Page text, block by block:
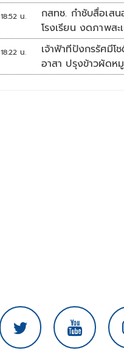
18:52 น.
กสทช. กำชับสื่อเสน
โรงเรียน งดภาพสะ
เสี่ยงเลียนแบบ
18:22 น.
เจ้าฟ้าทีปังกรรัศมีโ
อาสา ปรุงข้าวผัดห
ประชาชน